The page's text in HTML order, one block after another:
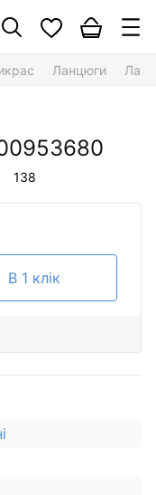
Ланцюги
138
В 1 клік